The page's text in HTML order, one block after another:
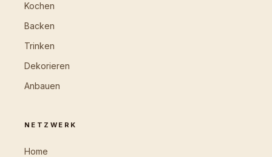
Kochen
Backen
Trinken
Dekorieren
Anbauen
NETZWERK
Home